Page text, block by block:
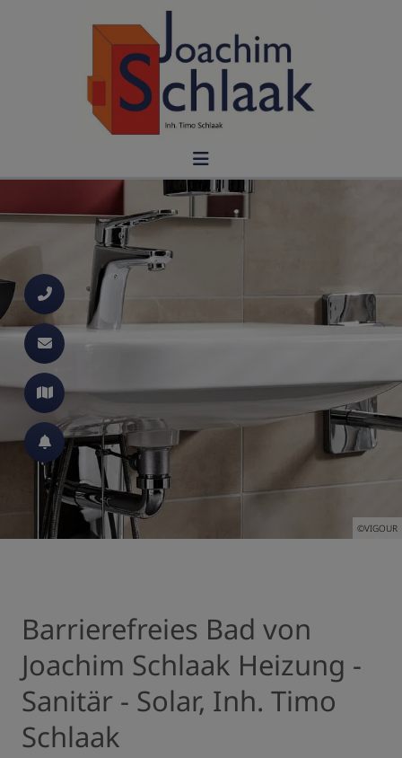
©VIGOUR
Barrierefreies Bad von
Joachim Schlaak Heizung -
Sanitär - Solar, Inh. Timo
Schlaak
schließen
schließen
schließen
schließen
und schließen